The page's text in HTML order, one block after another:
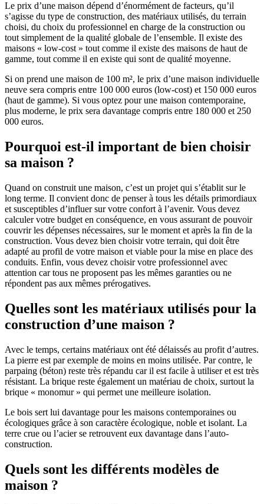
Le prix d’une maison dépend d’énormément de facteurs, qu’il
s’agisse du type de construction, des matériaux utilisés, du terrain
choisi, du choix du professionnel en charge de la construction ou
tout simplement de la qualité globale de l’ensemble. Il existe des
maisons « low-cost » tout comme il existe des maisons de haut de
gamme, tout comme il en existe qui sont de qualité moyenne.
Si on prend une maison de 100 m², le prix d’une maison individuelle
neuve sera compris entre 100 000 euros (low-cost) et 150 000 euros
(haut de gamme). Si vous optez pour une maison contemporaine,
plus moderne, le prix sera davantage compris entre 180 000 et 250
000 euros.
Pourquoi est-il important de bien choisir
sa maison ?
Quand on construit une maison, c’est un projet qui s’établit sur le
long terme. Il convient donc de penser à tous les détails primordiaux
et susceptibles d’influer sur votre confort à l’avenir. Vous devez
calculer votre budget en conséquence, en vous assurant de pouvoir
couvrir les dépenses nécessaires, sur le moment et après la fin de la
construction. Vous devez bien choisir votre terrain, qui doit être
adapté au profil de votre maison et viable pour la mise en place des
conduits. Enfin, vous devez choisir votre professionnel avec
attention car tous ne proposent pas les mêmes garanties ou ne
répondent pas aux mêmes prérogatives.
Quelles sont les matériaux utilisés pour la
construction d’une maison ?
Avec le temps, certains matériaux ont été délaissés au profit d’autres.
La pierre est par exemple de moins en moins utilisée. Par contre, le
parpaing (béton) reste très répandu car il est facile à utiliser et est très
résistant. La brique reste également un matériau de choix, surtout la
brique « monomur » qui permet une meilleure isolation.
Le bois sert lui davantage pour les maisons contemporaines ou
écologiques grâce à son caractère écologique, noble et isolant. La
terre crue ou l’acier se retrouvent eux davantage dans l’auto-
construction.
Quels sont les différents modèles de
maison ?